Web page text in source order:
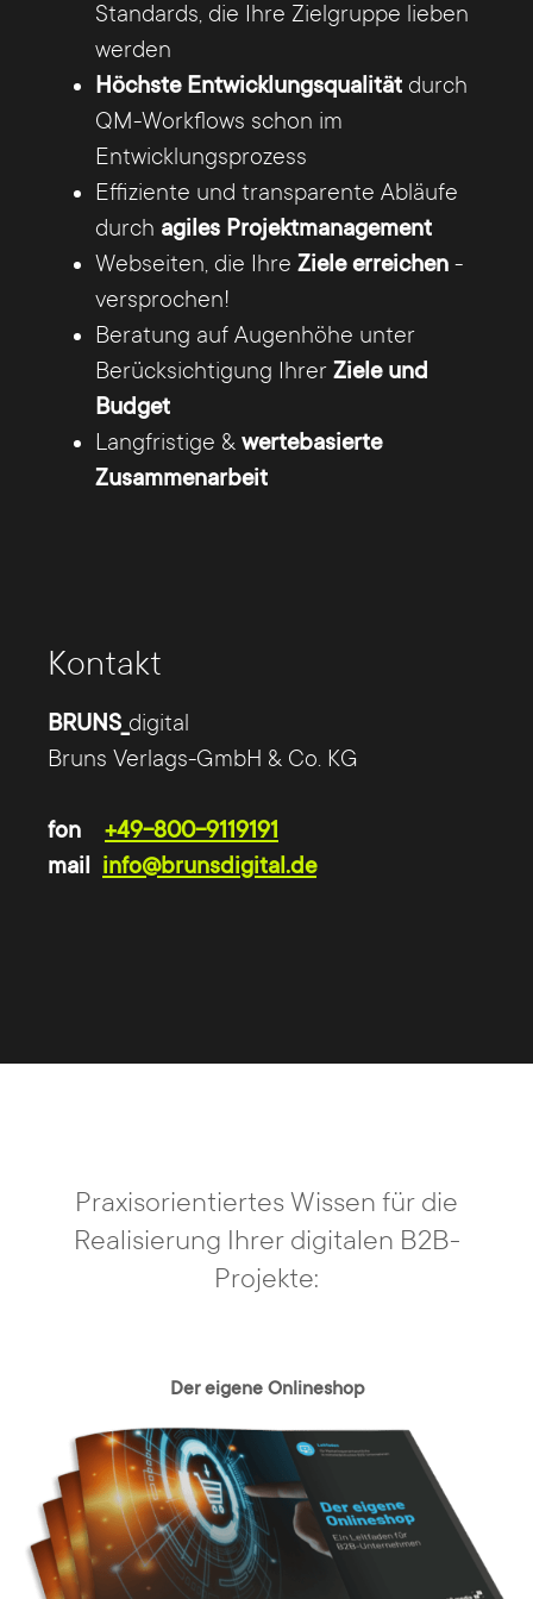
und Smartphone optimiert sind.
Wir bieten Ihnen Lösungen aus einer Hand, von
der Beratung und Konzeption über die
Programmierung– TYPO3 CMS und Magento
E-Commerce – responsive Webdesign und
Suchmaschinenoptimierung (SEO)bis zur
kontinuierlichen Betreuung Ihrer Websites.
Ganz gleich, welchen Zweck Ihr Onlineauftritt
erfüllen soll und welche Ziele Ihr Unternehmen
verfolgt, wir stellen eine Beziehung zu Ihren
Kunden her und realisieren Ihre Ideen.
Viele Webagenturen aus Deutschland
Service und direkte Kommunikation. Wir
nachhaltige Online-Strategie.
Beginnend bei der Zielsetzung, dem Webdesign
Optimierung Ihrer Website für Suchmaschinen
Lösungen aus einer Hand. Eine Internetagentur
– ein Ansprechpartner – keine Umwege oder
Kommunikationsschwierigkeiten.
Standards, die Ihre Zielgruppe lieben
werden
Höchste Entwicklungsqualität durch
QM-Workflows schon im
Entwicklungsprozess
Effiziente und transparente Abläufe
durch agiles Projektmanagement
Webseiten, die Ihre Ziele erreichen -
versprochen!
Beratung auf Augenhöhe unter
Berücksichtigung Ihrer Ziele und
Budget
Langfristige & wertebasierte
Zusammenarbeit
Kontakt
BRUNS_ digital
Bruns Verlags-GmbH & Co. KG
fon
+49-800-9119191
mail info@brunsdigital.de
Praxisorientiertes Wissen für die
Realisierung Ihrer digitalen B2B-
Projekte:
Der eigene Onlineshop